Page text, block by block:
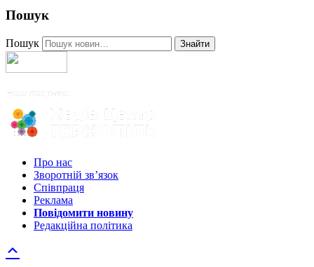
Пошук
Пошук Знайти
Про нас
Зворотній зв’язок
Співпраця
Реклама
Повідомити новину
Редакційна політика